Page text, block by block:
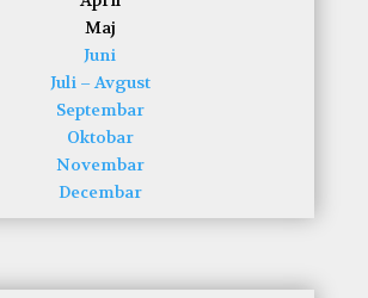
Maj
Juni
Juli – Avgust
Septembar
Oktobar
Novembar
Decembar